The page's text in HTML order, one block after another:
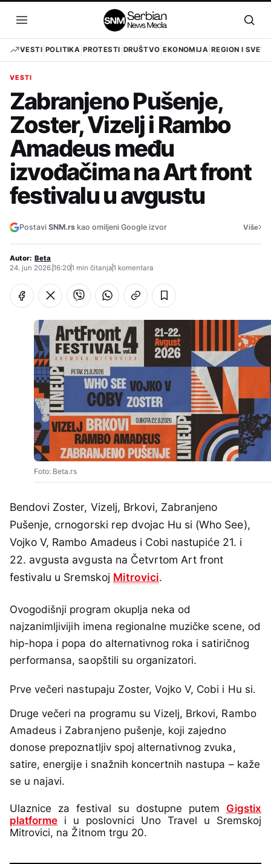
sadržaj
Otvori
meni
VESTI POLITIKA PROTESTI DRUŠTVO EKONOMIJA REGION I SVET
VESTI
Zabranjeno Pušenje,
Zoster, Vizelj i Rambo
Amadeus među
izvođačima na Art front
festivalu u avgustu
Postavi SNM.rs kao omiljeni Google izvor Više›
Autor: Beta
24. jun 2026.16:201 min čitanja1 komentara
Foto: Beta.rs
Bendovi Zoster, Vizelj, Brkovi, Zabranjeno
Pušenje, crnogorski rep dvojac Hu si (Who See),
Vojko V, Rambo Amadeus i Cobi nastupiće 21. i
22. avgusta avgusta na Četvrtom Art front
festivalu u Sremskoj Mitrovici.
Ovogodišnji program okuplja neka od
najzanimljivijih imena regionalne muzičke scene, od
hip-hopa i popa do alternativnog roka i satiričnog
performansa, saopštili su organizatori.
Prve večeri nastupaju Zoster, Vojko V, Cobi i Hu si.
Druge večeri na programu su Vizelj, Brkovi, Rambo
Amadeus i Zabranjeno pušenje, koji zajedno
donose prepoznatljiv spoj alternativnog zvuka,
satire, energije i snažnih koncertnih nastupa – kaže
se u najavi.
Ulaznice za festival su dostupne putem Gigstix
platforme i u poslovnici Uno Travel u Sremskoj
Mitrovici, na Žitnom trgu 20.